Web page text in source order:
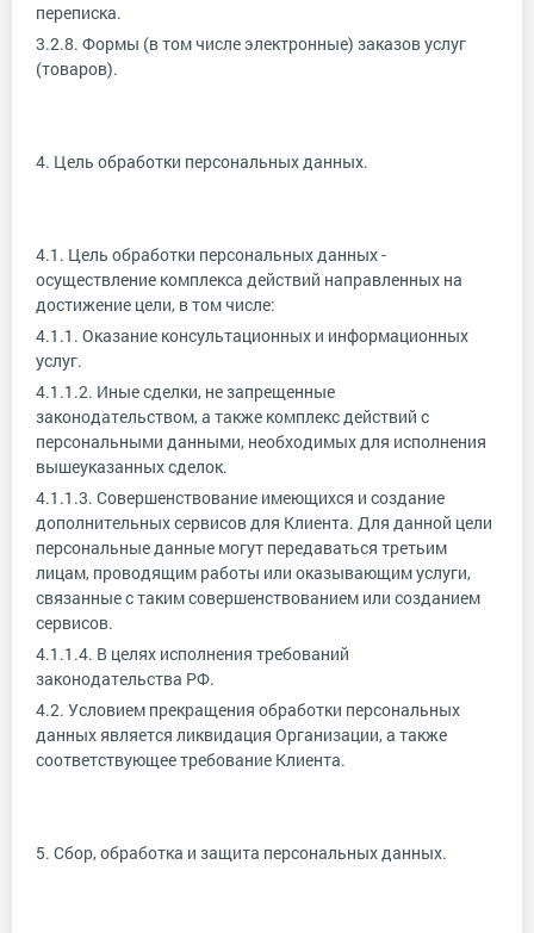
переписка.
3.2.8. Формы (в том числе электронные) заказов услуг
(товаров).
4. Цель обработки персональных данных.
4.1. Цель обработки персональных данных -
осуществление комплекса действий направленных на
достижение цели, в том числе:
4.1.1. Оказание консультационных и информационных
услуг.
4.1.1.2. Иные сделки, не запрещенные
законодательством, а также комплекс действий с
персональными данными, необходимых для исполнения
вышеуказанных сделок.
4.1.1.3. Совершенствование имеющихся и создание
дополнительных сервисов для Клиента. Для данной цели
персональные данные могут передаваться третьим
лицам, проводящим работы или оказывающим услуги,
связанные с таким совершенствованием или созданием
сервисов.
4.1.1.4. В целях исполнения требований
законодательства РФ.
4.2. Условием прекращения обработки персональных
данных является ликвидация Организации, а также
соответствующее требование Клиента.
5. Сбор, обработка и защита персональных данных.